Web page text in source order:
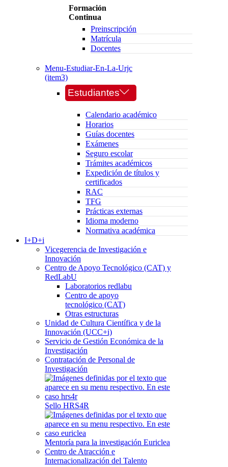
Formación
Continua
Preinscripción
Matrícula
Docentes
Menu-Estudiar-En-La-Urjc
(item3)
Estudiantes
Calendario académico
Horarios
Guías docentes
Exámenes
Seguro escolar
Trámites académicos
Expedición de títulos y
certificados
RAC
TFG
Prácticas externas
Idioma moderno
Normativa académica
I+D+i
Vicegerencia de Investigación e
Innovación
Centro de Apoyo Tecnológico (CAT) y
RedLabU
Laboratorios redlabu
Centro de apoyo
tecnológico (CAT)
Otras estructuras
Unidad de Cultura Científica y de la
Innovación (UCC+i)
Servicio de Gestión Económica de la
Investigación
Contratación de Personal de
Investigación
Sello HRS4R
Mentoría para la investigación Euriclea
Centro de Atracción e
Internacionalización del Talento